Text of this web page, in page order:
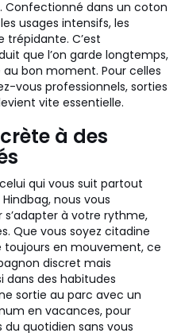
Confectionné dans un coton
usages intensifs, les
trépidante. C’est
que l’on garde longtemps,
au bon moment. Pour celles
vous professionnels, sorties
vite essentielle.
à des
qui vous suit partout
nous vous
à votre rythme,
Que vous soyez citadine
en mouvement, ce
discret mais
dans des habitudes
sortie au parc avec un
en vacances, pour
quotidien sans vous